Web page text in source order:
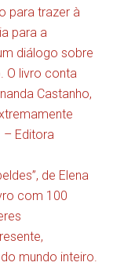
para trazer à
para a
diálogo sobre
O livro conta
Castanho,
– Editora
de Elena
com 100
mundo inteiro.